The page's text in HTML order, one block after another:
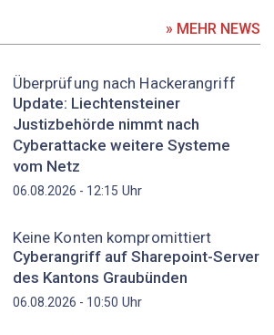
» MEHR NEWS
Überprüfung nach Hackerangriff
Update: Liechtensteiner
Justizbehörde nimmt nach
Cyberattacke weitere Systeme
vom Netz
06.08.2026 - 12:15 Uhr
Keine Konten kompromittiert
Cyberangriff auf Sharepoint-Server
des Kantons Graubünden
06.08.2026 - 10:50 Uhr